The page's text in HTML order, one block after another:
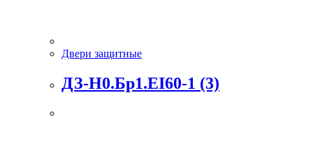
Двери защитные
ДЗ-Н0.Бр1.EI60-1 (3)